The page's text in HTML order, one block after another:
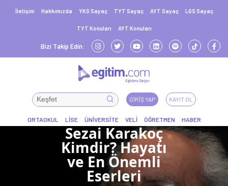
İletişim Hakkımızda YKS Sayaç TYT Sayaç AYT Sayaç LGS Sayaç
TYT Konuları AYT Konuları
Bizi Takip Edin:
GIRIŞ YAP KAYIT OL
Sezai Karakoç
Kimdir? Hayatı
ve En Önemli
Eserleri